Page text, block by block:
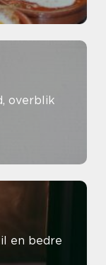
en bedre